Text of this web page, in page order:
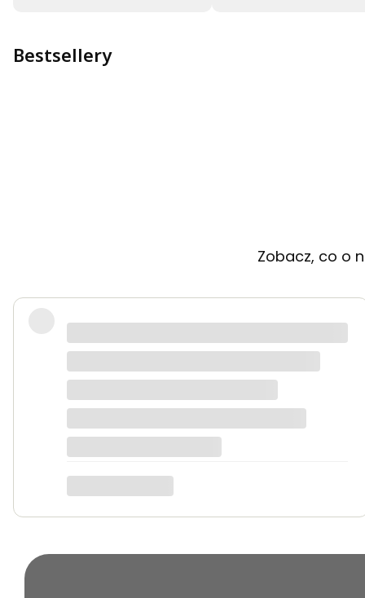
Bestsellery
Zobacz, co o
Bardzo dobra jakość tkanin, kolory dokładnie
Anna K.